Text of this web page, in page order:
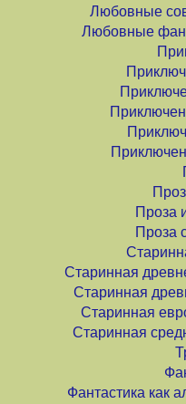
Любовные
Любовные
Проза
Проза
Старинная
Старинная
Старинная
Старинная
Фантастика как